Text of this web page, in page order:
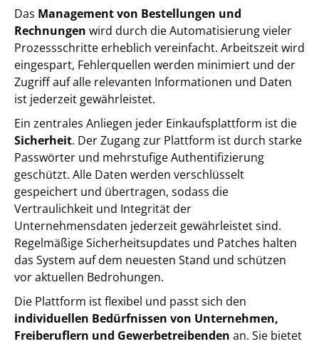
Das Management von Bestellungen und
Rechnungen wird durch die Automatisierung vieler
Prozessschritte erheblich vereinfacht. Arbeitszeit wird
eingespart, Fehlerquellen werden minimiert und der
Zugriff auf alle relevanten Informationen und Daten
ist jederzeit gewährleistet.
Ein zentrales Anliegen jeder Einkaufsplattform ist die
Sicherheit. Der Zugang zur Plattform ist durch starke
Passwörter und mehrstufige Authentifizierung
geschützt. Alle Daten werden verschlüsselt
gespeichert und übertragen, sodass die
Vertraulichkeit und Integrität der
Unternehmensdaten jederzeit gewährleistet sind.
Regelmäßige Sicherheitsupdates und Patches halten
das System auf dem neuesten Stand und schützen
vor aktuellen Bedrohungen.
Die Plattform ist flexibel und passt sich den
individuellen Bedürfnissen von Unternehmen,
Freiberuflern und Gewerbetreibenden an. Sie bietet